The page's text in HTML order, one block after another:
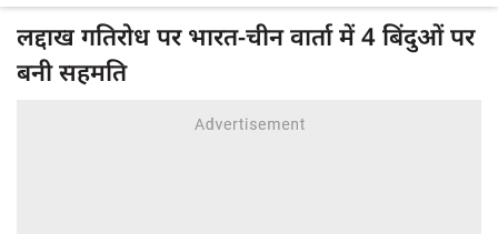
लद्दाख गतिरोध पर भारत-चीन वार्ता में 4 बिंदुओं पर
बनी सहमति